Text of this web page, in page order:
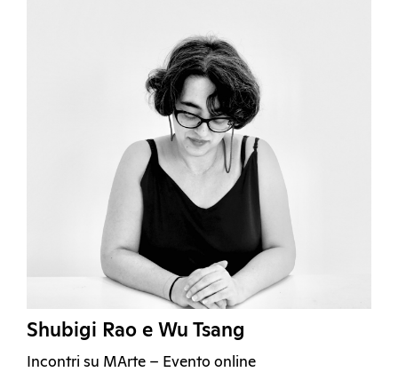
Shubigi Rao e Wu Tsang
Incontri su MArte – Evento online